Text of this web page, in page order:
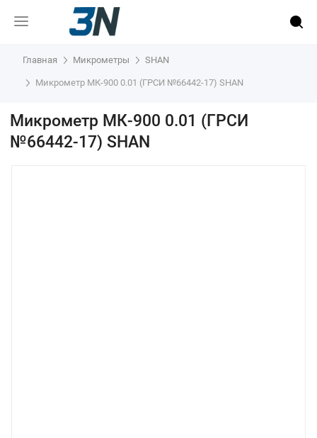
Главная Микрометры SHAN
Микрометр МК-900 0.01 (ГРСИ №66442-17) SHAN
Микрометр МК-900 0.01 (ГРСИ
№66442-17) SHAN